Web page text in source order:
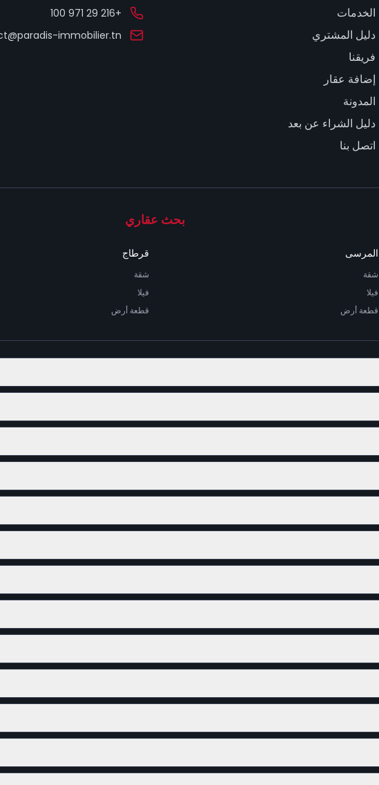
الخدمات
دليل المشتري
فريقنا
إضافة عقار
المدونة
دليل الشراء عن بعد
اتصل بنا
+216 29 971 100
immobilier.tn
بحث عقاري
المرسى
شقة
فيلا
قطعة أرض
قرطاج
شقة
فيلا
قطعة أرض